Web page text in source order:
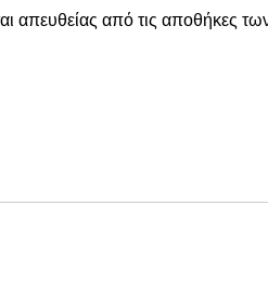
απευθείας από τις αποθήκες